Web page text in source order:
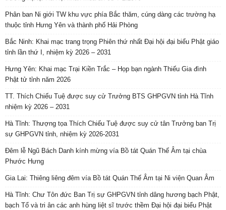
Phân ban Ni giới TW khu vực phía Bắc thăm, cúng dàng các trường hạ
thuộc tỉnh Hưng Yên và thành phố Hải Phòng
Bắc Ninh: Khai mạc trang trọng Phiên thứ nhất Đại hội đại biểu Phật giáo
tỉnh lần thứ I, nhiệm kỳ 2026 – 2031
Hưng Yên: Khai mạc Trại Kiền Trắc – Họp bạn ngành Thiếu Gia đình
Phật tử tỉnh năm 2026
TT. Thích Chiếu Tuệ được suy cử Trưởng BTS GHPGVN tỉnh Hà Tĩnh
nhiệm kỳ 2026 – 2031
Hà Tĩnh: Thượng tọa Thích Chiếu Tuệ được suy cử tân Trưởng ban Trị
sự GHPGVN tỉnh, nhiệm kỳ 2026-2031
Đêm lễ Ngũ Bách Danh kính mừng vía Bồ tát Quán Thế Âm tại chùa
Phước Hưng
Gia Lai: Thiêng liêng đêm vía Bồ tát Quán Thế Âm tại Ni viện Quan Âm
Hà Tĩnh: Chư Tôn đức Ban Trị sự GHPGVN tỉnh dâng hương bạch Phật,
bạch Tổ và tri ân các anh hùng liệt sĩ trước thềm Đại hội đại biểu Phật